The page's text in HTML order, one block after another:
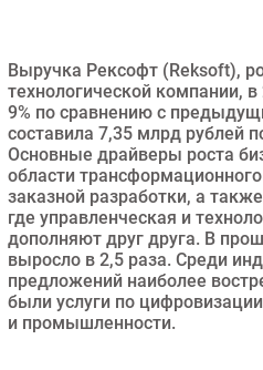
Здоровье
РАЗДЕЛЫ
Новости
Аналитика
Интервью
Мероприятия
Проекты
Выручка Рексофт (Reksoft),
технологической компании,
9% по сравнению с
составила 7,35 млрд рублей
Основные драйверы роста
области
заказной разработки, а
где управленческая и
дополняют друг друга. В
выросло в 2,5 раза. Среди
предложений наиболее
были услуги по
и промышленности.